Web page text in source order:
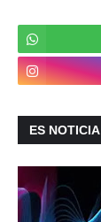
ES NOTICIA